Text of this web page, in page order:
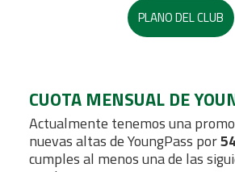
PLANO DEL CLUB
CUOTA MENSUAL DE
Actualmente tenemos una
nuevas altas de YoungPass por
cumples al menos una de las